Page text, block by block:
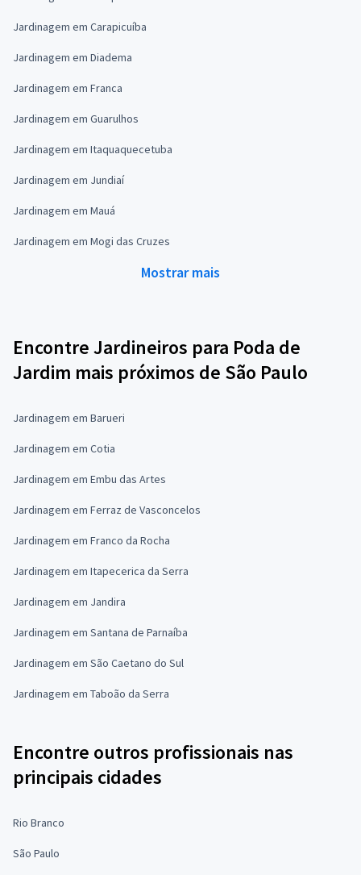
Jardinagem em Carapicuíba
Jardinagem em Diadema
Jardinagem em Franca
Jardinagem em Guarulhos
Jardinagem em Itaquaquecetuba
Jardinagem em Jundiaí
Jardinagem em Mauá
Jardinagem em Mogi das Cruzes
Mostrar mais
Encontre Jardineiros para Poda de
Jardim mais próximos de São Paulo
Jardinagem em Barueri
Jardinagem em Cotia
Jardinagem em Embu das Artes
Jardinagem em Ferraz de Vasconcelos
Jardinagem em Franco da Rocha
Jardinagem em Itapecerica da Serra
Jardinagem em Jandira
Jardinagem em Santana de Parnaíba
Jardinagem em São Caetano do Sul
Jardinagem em Taboão da Serra
Encontre outros profissionais nas
principais cidades
Rio Branco
São Paulo